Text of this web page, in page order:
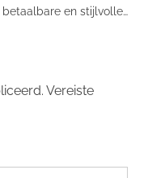
betaalbare en stijlvolle
Vereiste